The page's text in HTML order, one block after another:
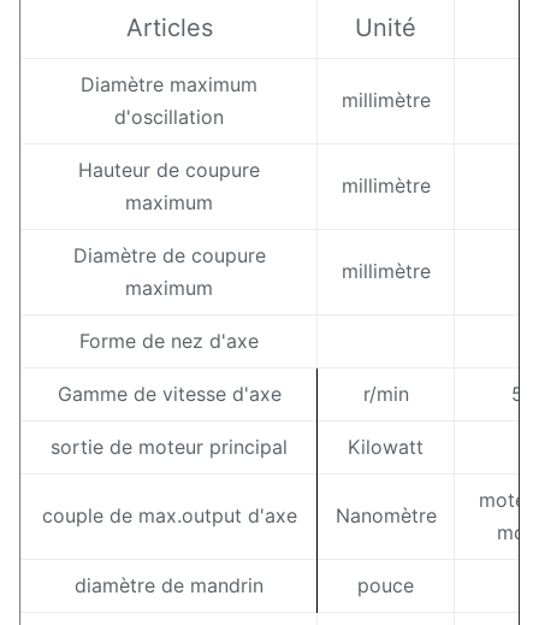
Articles Unité
Diamètre maximum
d'oscillation
millimètre
Hauteur de coupure
maximum
millimètre
Diamètre de coupure
maximum
millimètre
Forme de nez d'axe
Gamme de vitesse d'axe r/min
sortie de moteur principal Kilowatt
couple de max.output d'axe Nanomètre
diamètre de mandrin pouce